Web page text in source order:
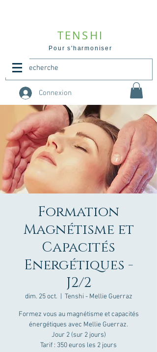
TENSHI
Pour s'harmoniser
Connexion
Formation
Magnétisme et
Capacités
Energétiques -
J2/2
dim. 25 oct.
  |
Tenshi - Mellie Guerraz
Formez vous au magnétisme et capacités
énergétiques avec Mellie Guerraz.
Jour 2 (sur 2 jours)
Tarif : 350 euros les 2 jours